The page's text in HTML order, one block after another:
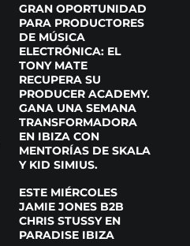
GRAN OPORTUNIDAD
PARA PRODUCTORES
DE MÚSICA
ELECTRÓNICA: EL
TONY MATE
RECUPERA SU
PRODUCER ACADEMY.
GANA UNA SEMANA
TRANSFORMADORA
EN IBIZA CON
MENTORÍAS DE SKALA
Y KID SIMIUS.
ESTE MIÉRCOLES
JAMIE JONES B2B
CHRIS STUSSY EN
PARADISE IBIZA